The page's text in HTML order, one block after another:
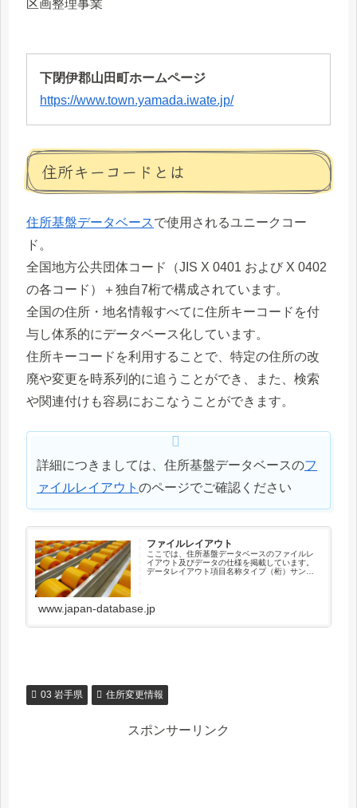
区画整理事業
下閉伊郡山田町ホームページ
https://www.town.yamada.iwate.jp/
住所キーコードとは
住所基盤データベースで使用されるユニークコー
ド。
全国地方公共団体コード（JIS X 0401 および X 0402
の各コード）＋独自7桁で構成されています。
全国の住所・地名情報すべてに住所キーコードを付
与し体系的にデータベース化しています。
住所キーコードを利用することで、特定の住所の改
廃や変更を時系列的に追うことができ、また、検索
や関連付けも容易におこなうことができます。
詳細につきましては、住所基盤データベースのフ
ァイルレイアウト のページでご確認ください
ファイルレイアウト
ここでは、住所基盤データベースのファイルレ
イアウト及びデータの仕様を掲載しています。
データレイアウト項目名称タイプ（桁）サンプ
www.japan-database.jp
03 岩手県 住所変更情報
スポンサーリンク